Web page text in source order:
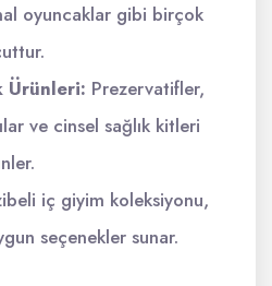
oyuncaklar gibi birçok
Ürünleri: Prezervatifler,
ve cinsel sağlık kitleri
iç giyim koleksiyonu,
seçenekler sunar.